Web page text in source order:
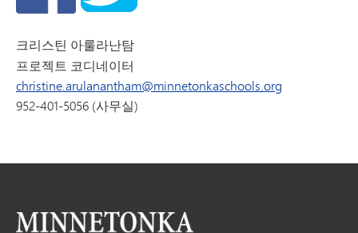
크리스틴 아룰라난탐
프로젝트 코디네이터
christine.arulanantham@minnetonkaschools.org
952-401-5056 (사무실)